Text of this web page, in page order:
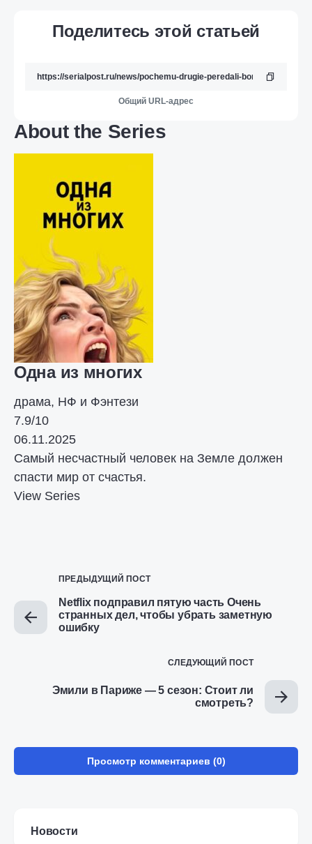
Поделитесь этой статьей
Общий URL-адрес
About the Series
Одна из многих
драма, НФ и Фэнтези
7.9/10
06.11.2025
Самый несчастный человек на Земле должен
спасти мир от счастья.
View Series
ПРЕДЫДУЩИЙ ПОСТ
Netflix подправил пятую часть Очень
странных дел, чтобы убрать заметную
ошибку
СЛЕДУЮЩИЙ ПОСТ
Эмили в Париже — 5 сезон: Стоит ли
смотреть?
Просмотр комментариев (0)
Новости